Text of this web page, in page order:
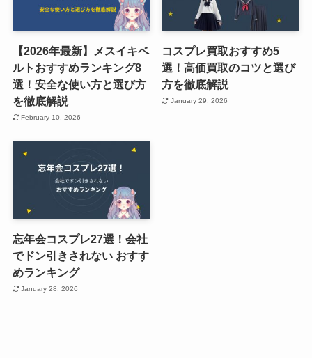
【2026年最新】メスイキベ
ルトおすすめランキング8
選！安全な使い方と選び方
を徹底解説
February 10, 2026
コスプレ買取おすすめ5
選！高価買取のコツと選び
方を徹底解説
January 29, 2026
忘年会コスプレ27選！会社
でドン引きされない おすす
めランキング
January 28, 2026